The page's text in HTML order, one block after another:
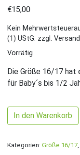
€15,00
Kein
(1) UStG. zzgl.
Vorrätig
Die Größe 16/17 hat
für Baby´s bis 1/2
Gr. 16/17 Apfelgrün/
In den Warenkorb
Kategorien: Größe 16/17,